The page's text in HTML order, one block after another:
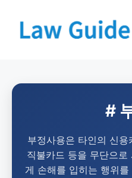
#
부정사용은 타인의 신
직불카드 등을 무단으
게 손해를 입히는 행위